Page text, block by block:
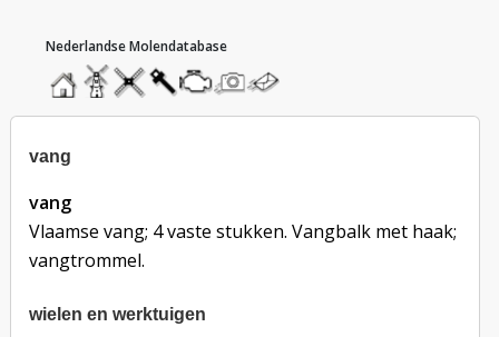
homemolendatabase
roedendatabase
assendatabase
motorendatabase
stuur
een
foto
stuur
een
bericht
vang
vang
Vlaamse vang; 4 vaste stukken. Vangbalk met haak;
vangtrommel.
wielen en werktuigen